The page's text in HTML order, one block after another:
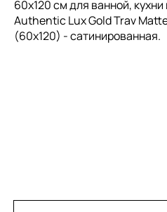
60x120 см для ванной,
Authentic Lux Gold Trav
(60x120) - сатинированная.